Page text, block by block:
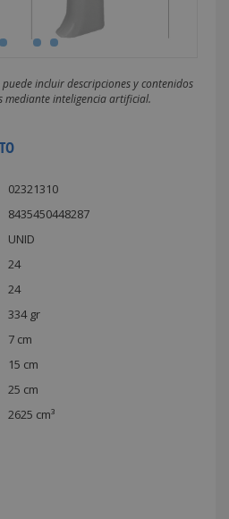
incluir descripciones y contenidos
mediante inteligencia artificial.
02321310
8435450448287
UNID
24
24
334 gr
7 cm
15 cm
25 cm
2625 cm³